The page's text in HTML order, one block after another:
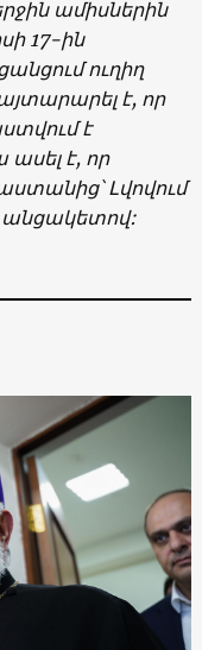
ամիսներին
17-ին
ուղիղ
է, որ
է
ասել է, որ
Լվովում
անցակետով: